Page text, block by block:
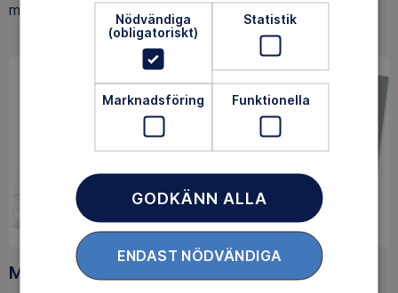
med att skydda allemansrätten.
Medlemsförmåner
Nödvändiga
(obligatoriskt)
Statistik
Marknadsföring Funktionella
GODKÄNN ALLA
ENDAST NÖDVÄNDIGA